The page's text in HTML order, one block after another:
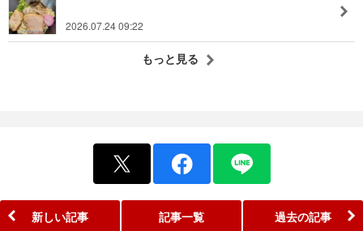
2026.07.24 09:22
もっと見る
新しい記事 記事一覧 過去の記事